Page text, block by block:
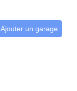
Ajouter un garage